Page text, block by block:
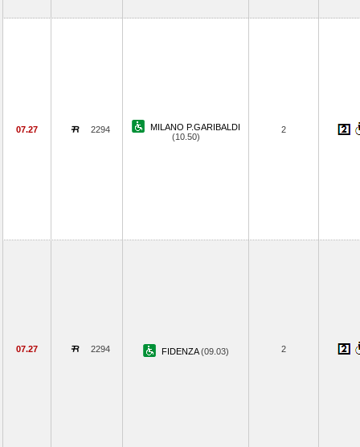
07.27 2294
MILANO P.GARIBALDI
(10.50)
2
07.27 2294 FIDENZA(09.03) 2